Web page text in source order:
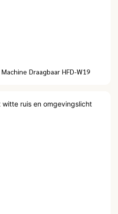
Draagbaar HFD-W19